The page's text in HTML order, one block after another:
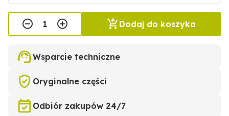
Dodaj do koszyka
Wsparcie techniczne
Oryginalne części
Odbiór zakupów 24/7